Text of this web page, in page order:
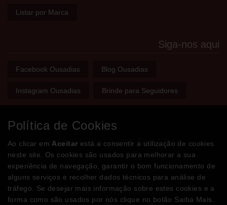
Listar por Marca
Siga-nos aqui
Facebook Ousadias Blog Ousadias
Instagram Ousadias Brinde para Seguidores
Bem-vindo(a) à sua Sex Shop
A loja onde encontra tudo o que precisa para apimentar a sua
relação e tornar o sexo mais divertido, interessante e excitante!
Partilhe com os seus amigos!
Política de Cookies
Ao clicar em Aceitar está a consentir a utilização de cookies
neste site. Os cookies são usados para melhorar a sua
experiência de navegação, garantir o bom funcionamento de
alguns serviços e recolher dados técnicos para análise de
tráfego. Se desejar mais informação sobre estes cookies e a
forma como são usados por nós clique no botão Saiba Mais.